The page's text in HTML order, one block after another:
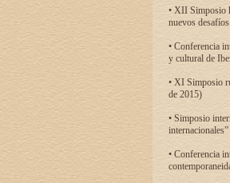
• XII Simposio
nuevos
• Conferencia
y cultural de
• XI Simposio
de 2015)
• Simposio
• Conferencia